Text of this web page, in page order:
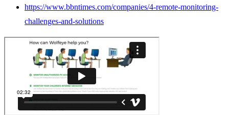
https://www.bbntimes.com/companies/4-remote-monitoring-
challenges-and-solutions